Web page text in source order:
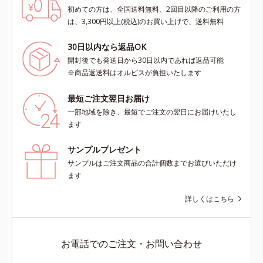
初めての方は、全国送料無料、2回目以降のご利用の方
は、3,300円以上(税込)のお買い上げで、送料無料
30日以内なら返品OK
開封後でも発送日から30日以内であれば返品可能
※商品返送料はオルビスが負担いたします
最短ご注文翌日お届け
一部地域を除き、最短でご注文の翌日にお届けいたし
ます
サンプルプレゼント
サンプルはご注文商品の合計個数までお選びいただけ
ます
詳しくはこちら
お電話でのご注文・お問い合わせ